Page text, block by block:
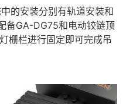
的安装分别有轨道安装和
备GA-DG75和电动铰链顶
栅栏进行固定即可完成吊